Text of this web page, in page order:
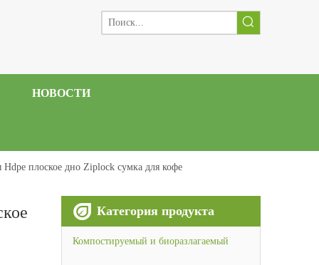
НОВОСТИ
плоское дно Ziplock сумка для кофе
Категория продукта
Компостируемый и биоразлагаемый